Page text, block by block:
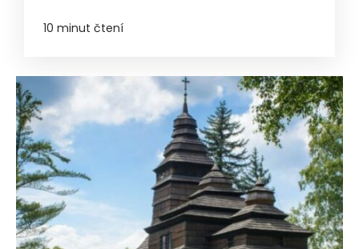
10 minut čtení